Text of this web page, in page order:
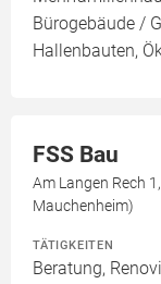
Bürogebäude /
Hallenbauten,
FSS Bau
Am Langen Rech
Mauchenheim)
TÄTIGKEITEN
Beratung,